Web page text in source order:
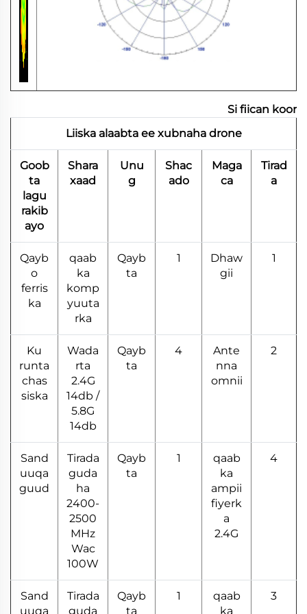
Si fiican koor
Liiska alaabta ee xubnaha drone
Tirad
a
Maga
ca
Shac
ado
Unu
g
Shara
xaad
Goob
ta
lagu
rakib
ayo
1
Dhaw
gii
1
Qayb
ta
qaab
ka
komp
yuuta
rka
Qayb
o
ferris
ka
2
Ante
nna
omnii
4
Qayb
ta
Wada
rta
2.4G
14db /
5.8G
14db
Ku
runta
chas
siska
4
qaab
ka
ampii
fiyerk
a
2.4G
1
Qayb
ta
Tirada
guda
ha
2400-
2500
MHz
Wac
100W
Sand
uuqa
guud
3
qaab
ka
1
Qayb
ta
Tirada
guda
Sand
uuqa